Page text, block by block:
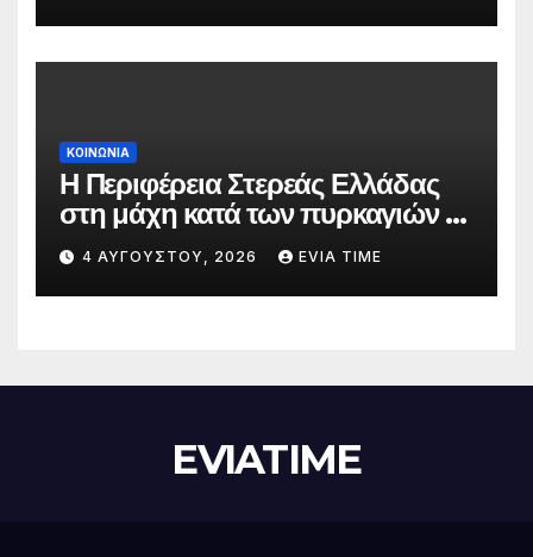
ΚΟΙΝΩΝΙΑ
Η Περιφέρεια Στερεάς Ελλάδας
στη μάχη κατά των πυρκαγιών –
Δράσεις και στήριξη σε πέντε
περιφερειακές ενότητες
4 ΑΥΓΟΎΣΤΟΥ, 2026 EVIA TIME
EVIATIME